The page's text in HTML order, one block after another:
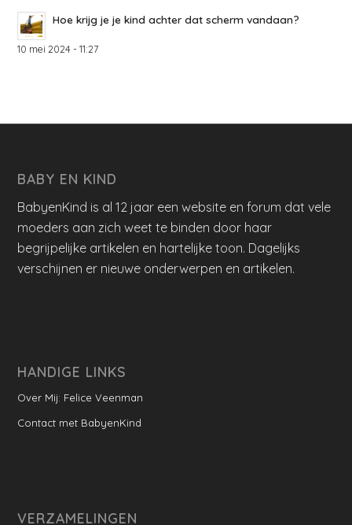
Hoe krijg je je kind achter dat scherm vandaan?
10 mei 2024 - 11:27
BABY EN KIND
BabyenKind is al 12 jaar een website en forum dat vele
moeders aan zich weet te binden door haar
begrijpelijke artikelen en hartelijke toon. Dagelijks
verschijnen er nieuwe onderwerpen en artikelen.
HANDIGE LINKS
Over Mij: Felice Veenman
Contact met BabyenKind
VERZAMELINGEN